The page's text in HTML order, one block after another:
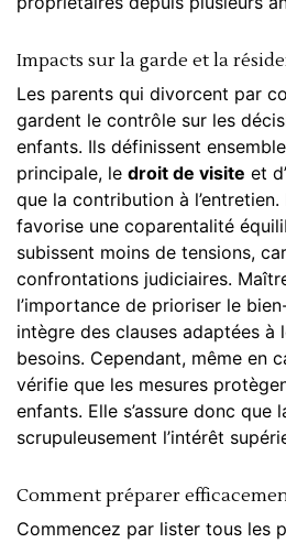
Impacts sur la garde et la
Les parents qui divorcent par
gardent le contrôle sur les
enfants. Ils définissent
principale, le droit de visite et
que la contribution à
favorise une coparentalité
subissent moins de tensions,
confrontations judiciaires.
l’importance de prioriser le
intègre des clauses adaptées à
besoins. Cependant, même en
vérifie que les mesures
enfants. Elle s’assure donc
scrupuleusement l’intérêt
Comment préparer
Commencez par lister tous les